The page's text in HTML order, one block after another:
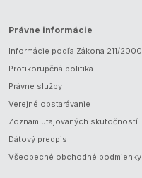
Právne informácie
Informácie podľa Zákona 211/2000
Protikorupčná politika
Právne služby
Verejné obstarávanie
Zoznam utajovaných skutočností
Dátový predpis
Všeobecné obchodné podmienky